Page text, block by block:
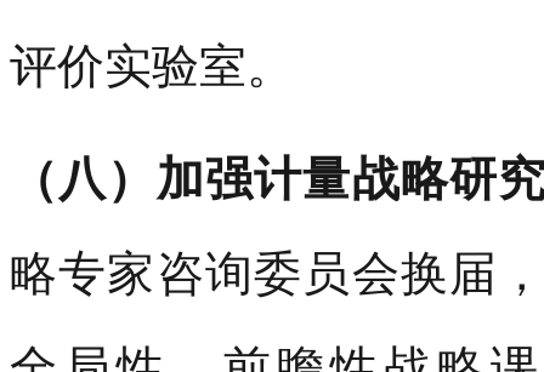
评价实验室。
（八）加强计量战略研
略专家咨询委员会换届